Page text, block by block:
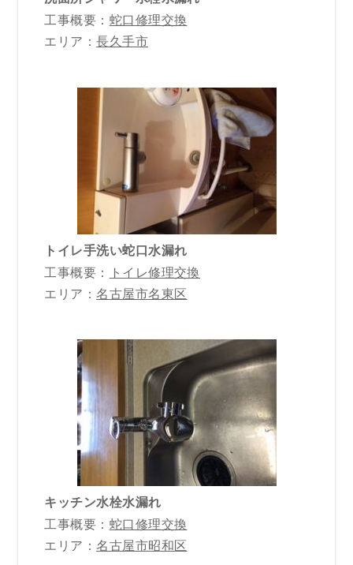
工事概要： 蛇口修理交換
エリア：長久手市
トイレ手洗い蛇口水漏れ
工事概要：
トイレ修理交換
エリア：名古屋市名東区
キッチン水栓水漏れ
工事概要： 蛇口修理交換
エリア：名古屋市昭和区